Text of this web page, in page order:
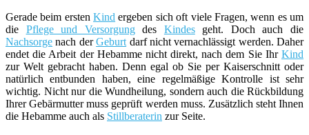
Gerade beim erstenKind ergeben sich oft viele Fragen, wenn es um
die Pflege und Versorgungdes Kindesgeht. Doch auch die
Nachsorge nach derGeburt darf nicht vernachlässigt werden. Daher
endet die Arbeit der Hebamme nicht direkt, nach dem Sie Ihr Kind
zur Welt gebracht haben. Denn egal ob Sie per Kaiserschnitt oder
natürlich entbunden haben, eine regelmäßige Kontrolle ist sehr
wichtig. Nicht nur die Wundheilung, sondern auch die Rückbildung
Ihrer Gebärmutter muss geprüft werden muss. Zusätzlich steht Ihnen
die Hebamme auch als Stillberaterin zur Seite.